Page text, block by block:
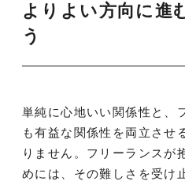
よりよい方向に進
う
単純に心地いい関係性と、
も有益な関係性を両立させ
りません。フリーランスが
めには、その難しさを受け